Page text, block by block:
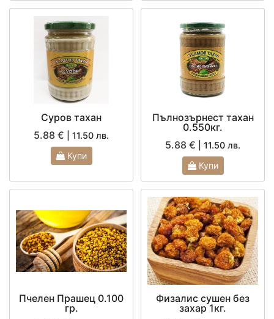
Суров тахан
5.88 €
| 11.50 лв.
Купи
Пълнозърнест тахан
0.550кг.
5.88 €
| 11.50 лв.
Купи
Пчелен Прашец 0.100
гр.
Физалис сушен без
захар 1кг.